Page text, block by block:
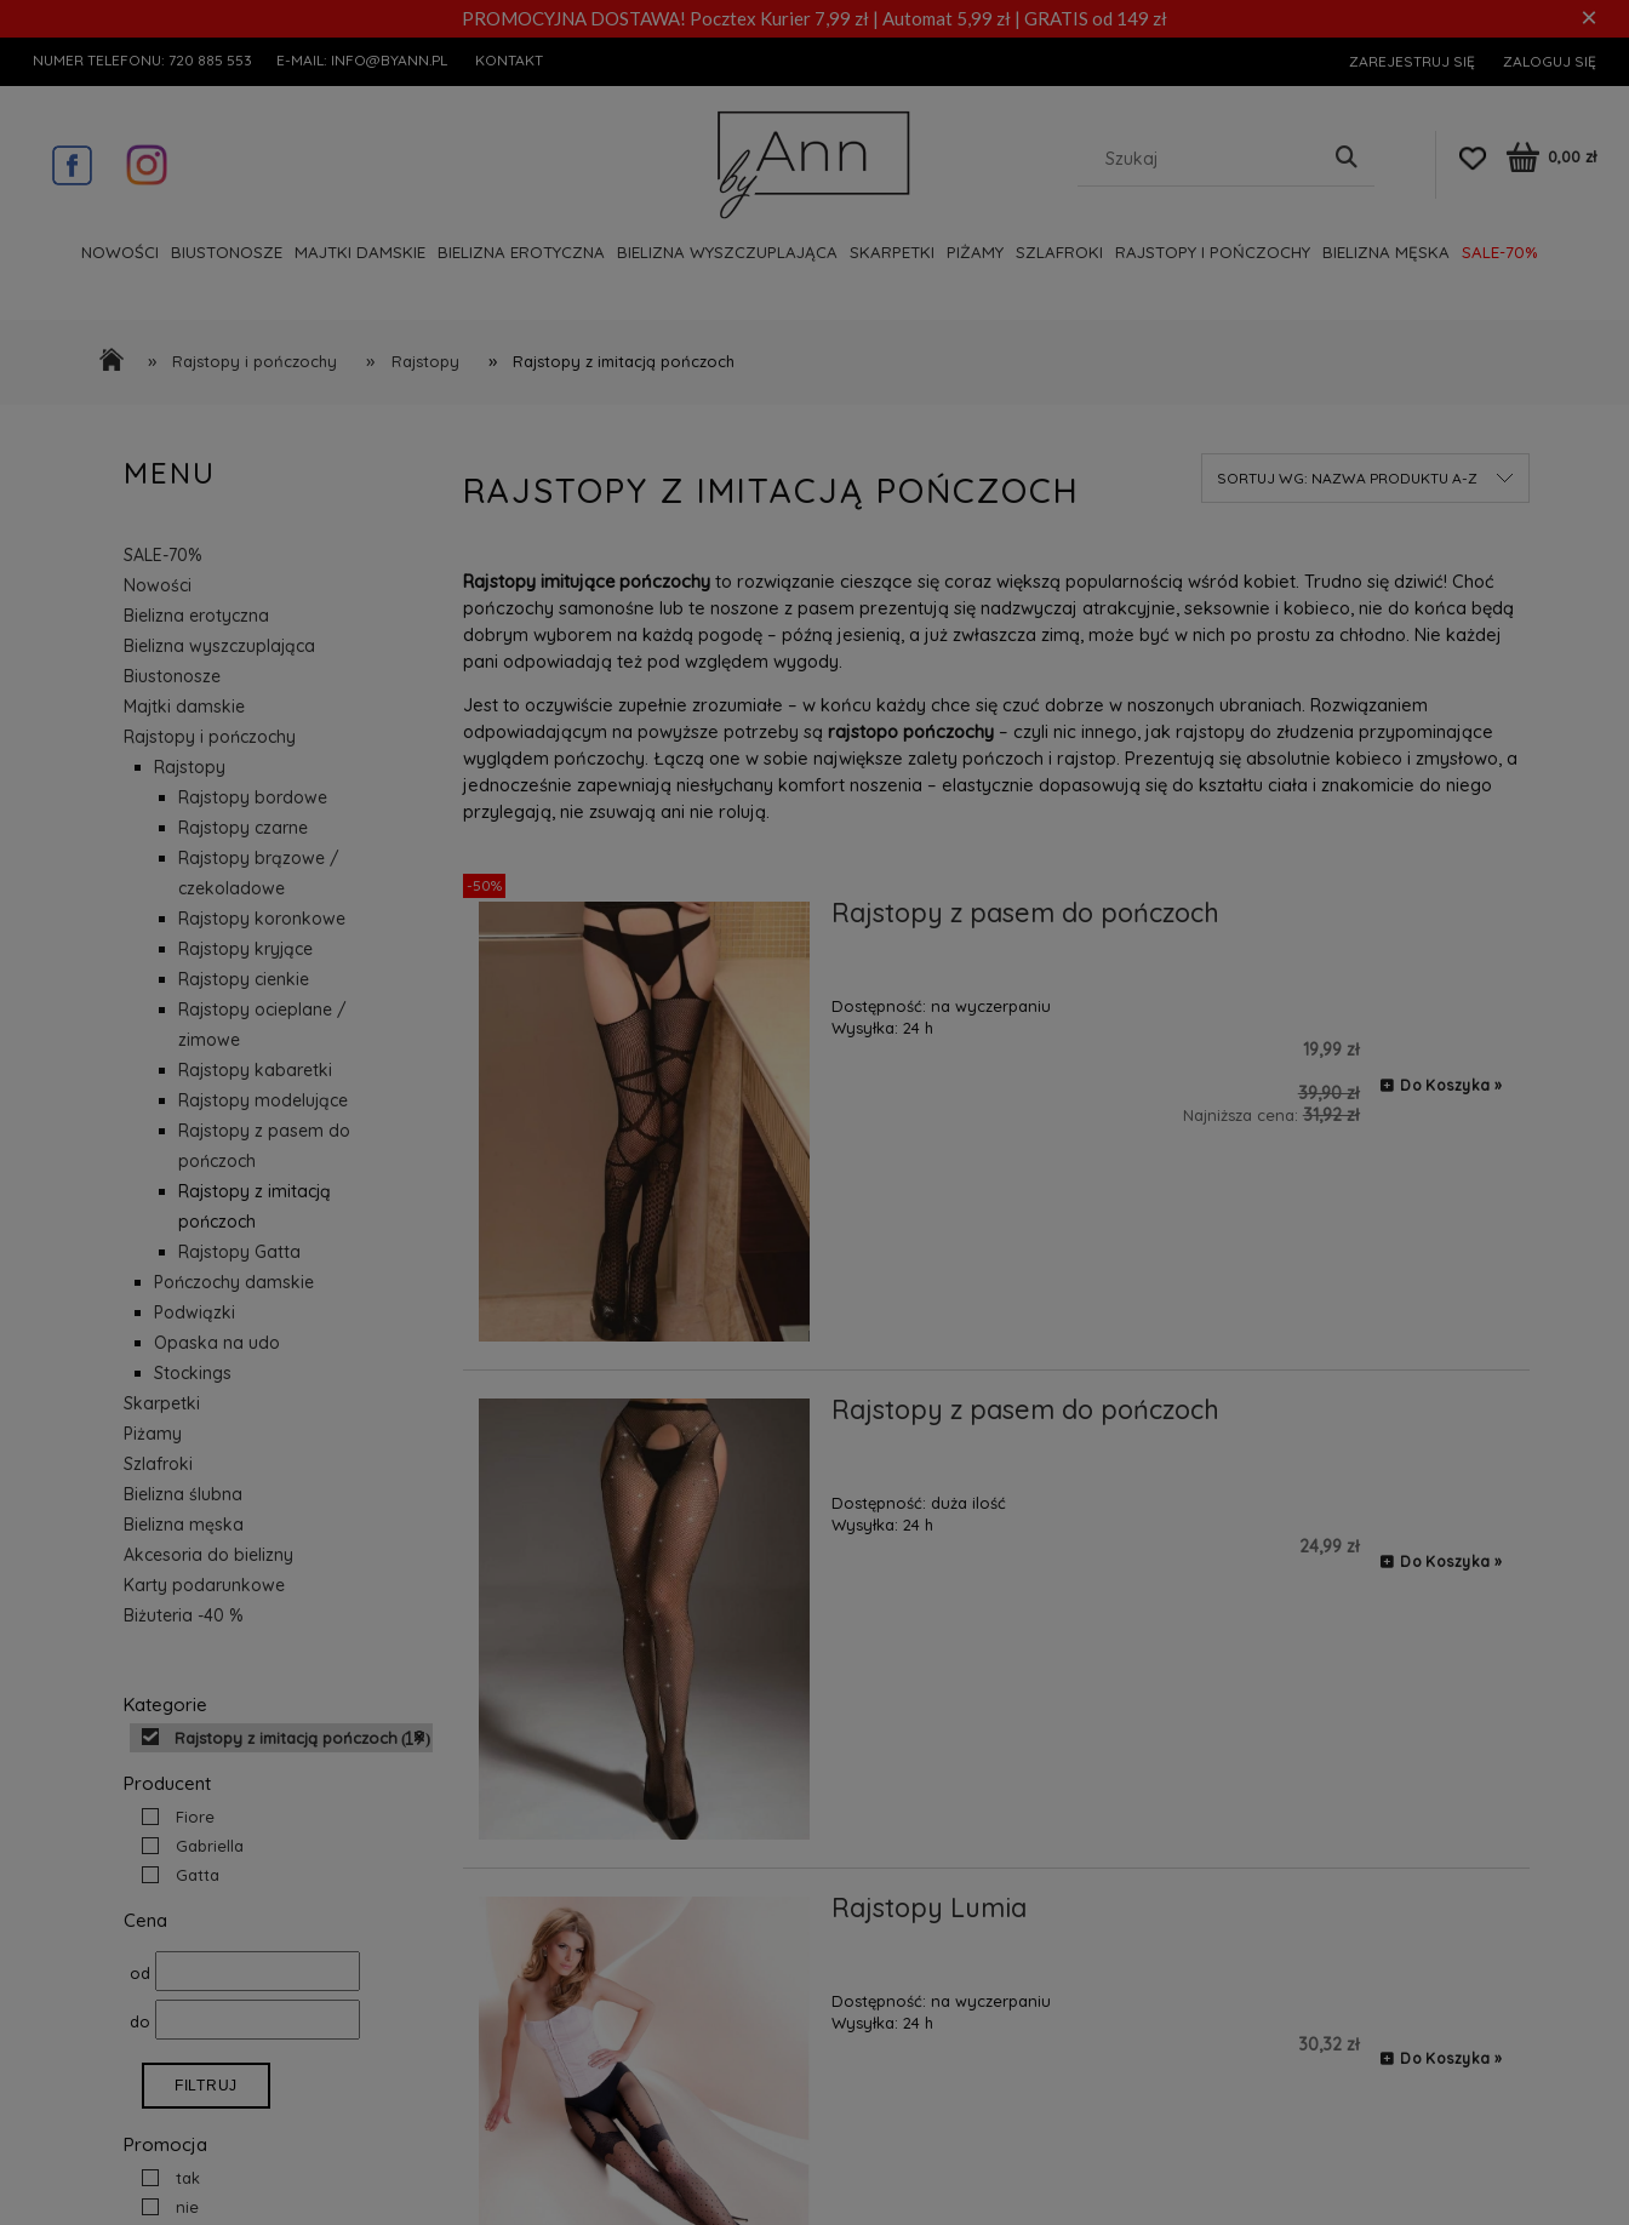
PROMOCYJNA DOSTAWA! Pocztex Kurier 7,99 zł | Automat 5,99 zł | GRATIS od 149 zł ×
NUMER TELEFONU: 720 885 553 E-MAIL: INFO@BYANN.PL KONTAKT ZAREJESTRUJ SIĘ ZALOGUJ SIĘ
0,00 zł
NOWOŚCI BIUSTONOSZE MAJTKI DAMSKIE BIELIZNA EROTYCZNA BIELIZNA WYSZCZUPLAJĄCA SKARPETKI PIŻAMY SZLAFROKI RAJSTOPY I POŃCZOCHY BIELIZNA MĘSKA SALE-70%
» Rajstopy i pończochy » Rajstopy » Rajstopy z imitacją pończoch
MENU
SALE-70%
Nowości
Bielizna erotyczna
Bielizna wyszczuplająca
Biustonosze
Majtki damskie
Rajstopy i pończochy
Rajstopy
Rajstopy bordowe
Rajstopy czarne
Rajstopy brązowe /
czekoladowe
Rajstopy koronkowe
Rajstopy kryjące
Rajstopy cienkie
Rajstopy ocieplane /
zimowe
Rajstopy kabaretki
Rajstopy modelujące
Rajstopy z pasem do
pończoch
Rajstopy z imitacją
pończoch
Rajstopy Gatta
Pończochy damskie
Podwiązki
Opaska na udo
Stockings
Skarpetki
Piżamy
Szlafroki
Bielizna ślubna
Bielizna męska
Akcesoria do bielizny
Karty podarunkowe
Biżuteria -40 %
Kategorie
Rajstopy z imitacją pończoch (19)
Producent
Fiore
Gabriella
Gatta
Cena
od
do
FILTRUJ
Promocja
tak
nie
RAJSTOPY Z IMITACJĄ POŃCZOCH SORTUJ WG: NAZWA PRODUKTU A-Z
Rajstopy imitujące pończochy to rozwiązanie cieszące się coraz większą popularnością wśród kobiet. Trudno się dziwić! Choć
pończochy samonośne lub te noszone z pasem prezentują się nadzwyczaj atrakcyjnie, seksownie i kobieco, nie do końca będą
dobrym wyborem na każdą pogodę – późną jesienią, a już zwłaszcza zimą, może być w nich po prostu za chłodno. Nie każdej
pani odpowiadają też pod względem wygody.
Jest to oczywiście zupełnie zrozumiałe – w końcu każdy chce się czuć dobrze w noszonych ubraniach. Rozwiązaniem
odpowiadającym na powyższe potrzeby są rajstopo pończochy – czyli nic innego, jak rajstopy do złudzenia przypominające
wyglądem pończochy. Łączą one w sobie największe zalety pończoch i rajstop. Prezentują się absolutnie kobieco i zmysłowo, a
jednocześnie zapewniają niesłychany komfort noszenia – elastycznie dopasowują się do kształtu ciała i znakomicie do niego
przylegają, nie zsuwają ani nie rolują.
Rajstopy z pasem do pończoch
Dostępność: na wyczerpaniu
Wysyłka: 24 h
19,99 zł
39,90 zł
Najniższa cena: 31,92 zł
Do Koszyka »
-50%
Rajstopy z pasem do pończoch
Dostępność: duża ilość
Wysyłka: 24 h
24,99 zł
Do Koszyka »
Rajstopy Lumia
Dostępność: na wyczerpaniu
Wysyłka: 24 h
30,32 zł
Do Koszyka »